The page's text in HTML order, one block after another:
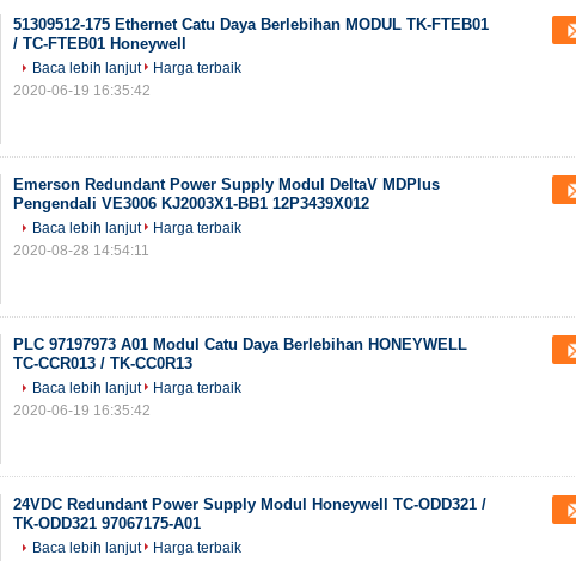
51309512-175 Ethernet Catu Daya Berlebihan MODUL TK-FTEB01
/ TC-FTEB01 Honeywell
Baca lebih lanjut
Harga terbaik
2020-06-19 16:35:42
Emerson Redundant Power Supply Modul DeltaV MDPlus
Pengendali VE3006 KJ2003X1-BB1 12P3439X012
Baca lebih lanjut
Harga terbaik
2020-08-28 14:54:11
PLC 97197973 A01 Modul Catu Daya Berlebihan HONEYWELL
TC-CCR013 / TK-CC0R13
Baca lebih lanjut
Harga terbaik
2020-06-19 16:35:42
24VDC Redundant Power Supply Modul Honeywell TC-ODD321 /
TK-ODD321 97067175-A01
Baca lebih lanjut
Harga terbaik